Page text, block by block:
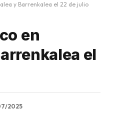
y Barrenkalea el 22 de julio
en
el
2025